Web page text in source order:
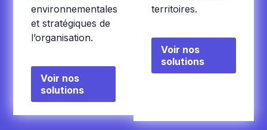
environnementales
et stratégiques de
l’organisation.
Voir nos
solutions
territoires.
Voir nos
solutions